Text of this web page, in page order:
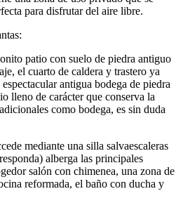
para disfrutar del aire libre.
patio con suelo de piedra antiguo
el cuarto de caldera y trastero ya
antigua bodega de piedra
lleno de carácter que conserva la
como bodega, es sin duda
mediante una silla salvaescaleras
alberga las principales
salón con chimenea, una zona de
reformada, el baño con ducha y